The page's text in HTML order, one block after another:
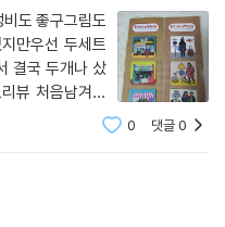
도 좋구그림도
만우선 두세트
결국 두개나 샀
뷰 처음남겨보
같이 주문했는
0 댓글0